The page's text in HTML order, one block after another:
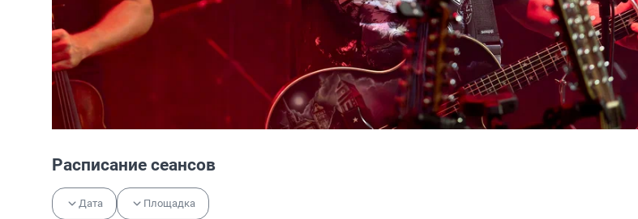
Расписание сеансов
Дата Площадка